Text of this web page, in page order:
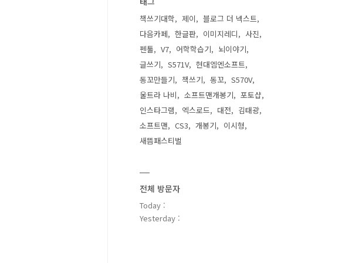
책쓰기대학 제이
블로그 더 넥스트
다음카페
한글판 이미지레디
사진
펜툴
V7 어학학습기
뇌이야기
글쓰기
S571V
현대엠엔소프트
동꼬만들기
책쓰기 동꼬
S570V
울트라 나비
소프트맨개봉기
포토샵
인스타그램
엑스로드 대전
김태광
소프트맨
CS3 개봉기
이시형
새뜸패스티벌
전체 방문자
Today :
Yesterday :